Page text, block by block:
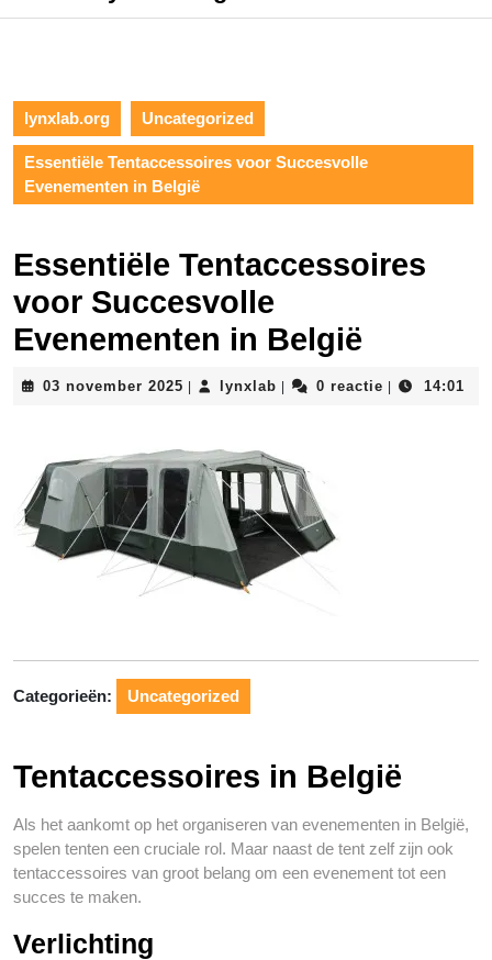
lynxlab.org Uncategorized
Essentiële Tentaccessoires voor Succesvolle
Evenementen in België
Essentiële Tentaccessoires
voor Succesvolle
Evenementen in België
03 november 2025 03
lynxlab lynxlab0 reactie 14:01
Categorieën: Uncategorized
Tentaccessoires in België
Als het aankomt op het organiseren van evenementen in België,
spelen tenten een cruciale rol. Maar naast de tent zelf zijn ook
tentaccessoires van groot belang om een evenement tot een
succes te maken.
Verlichting